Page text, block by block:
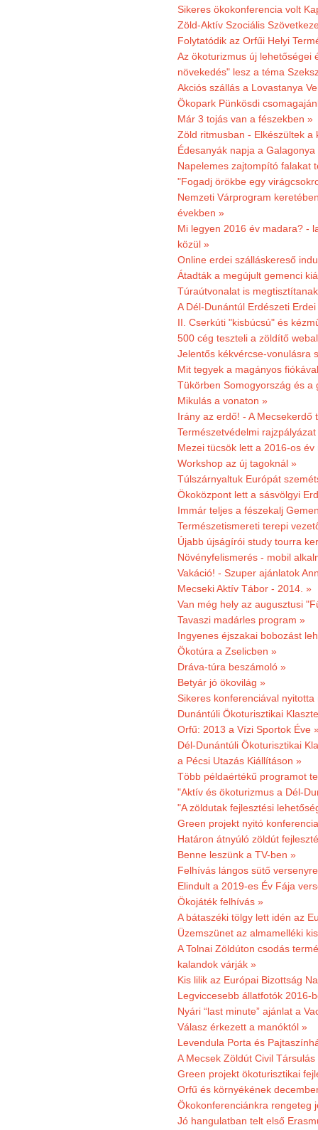
Sikeres ökokonferencia volt
Zöld-Aktív Szociális
Folytatódik az Orfűi Helyi
Az ökoturizmus új lehetőségei
növekedés" lesz a téma
Akciós szállás a Lovastanya
Ökopark Pünkösdi
Már 3 tojás van a fészekben »
Zöld ritmusban - Elkészültek
Édesanyák napja a
Napelemes zajtompító falakat
"Fogadj örökbe egy
Nemzeti Várprogram
években »
Mi legyen 2016 év madara? -
közül »
Online erdei szálláskereső
Átadták a megújult gemenci
Túraútvonalat is
A Dél-Dunántúl Erdészeti
II. Cserkúti "kisbúcsú" és
500 cég teszteli a zöldítő
Jelentős kékvércse-vonulásra
Mit tegyek a magányos
Tükörben Somogyország és a
Mikulás a vonaton »
Irány az erdő! - A
Természetvédelmi
Mezei tücsök lett a 2016-os év
Workshop az új tagoknál »
Túlszárnyaltuk Európát
Ökoközpont lett a sásvölgyi
Immár teljes a fészekalj
Természetismereti terepi
Újabb újságírói study tourra
Növényfelismerés - mobil
Vakáció! - Szuper ajánlatok
Mecseki Aktív Tábor - 2014. »
Van még hely az augusztusi
Tavaszi madárles program »
Ingyenes éjszakai bobozást
Ökotúra a Zselicben »
Dráva-túra beszámoló »
Betyár jó ökovilág »
Sikeres konferenciával
Dunántúli Ökoturisztikai
Orfű: 2013 a Vízi Sportok Éve
Dél-Dunántúli Ökoturisztikai
a Pécsi Utazás Kiállításon »
Több példaértékű programot
"Aktív és ökoturizmus a Dél-
"A zöldutak fejlesztési
Green projekt nyitó
Határon átnyúló zöldút
Benne leszünk a TV-ben »
Felhívás lángos sütő
Elindult a 2019-es Év Fája
Ökojáték felhívás »
A bátaszéki tölgy lett idén az
Üzemszünet az almamelléki
A Tolnai Zöldúton csodás
kalandok várják »
Kis lilik az Európai Bizottság
Legviccesebb állatfotók 2016-
Nyári “last minute” ajánlat a
Válasz érkezett a manóktól »
Levendula Porta és
A Mecsek Zöldút Civil
Green projekt ökoturisztikai
Orfű és környékének
Ökokonferenciánkra rengeteg
Jó hangulatban telt első